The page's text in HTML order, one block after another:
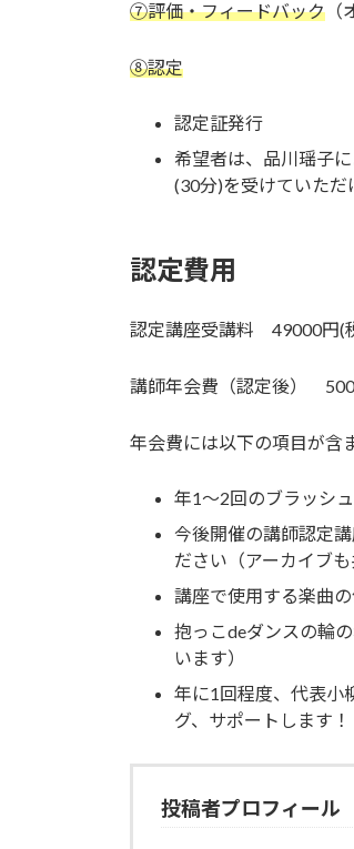
⑦評価・フィードバック （
⑧認定
認定証発行
希望者は、品川瑶子
(30分)を受けていただ
認定費用
認定講座受講料 49000円(
講師年会費（認定後）
年会費には以下の項目が含
年1～2回のブラッシ
今後開催の講師認定
ださい（アーカイブも
講座で使用する楽曲
抱っこdeダンスの輪
います）
年に1回程度、代表小
グ、サポートします！
投稿者プロフィール